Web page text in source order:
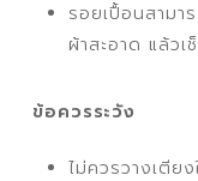
รอยเปื้อนสามา
ผ้าสะอาด แล้วเ
ข้อควรระวัง
ไม่ควรวางเตีย